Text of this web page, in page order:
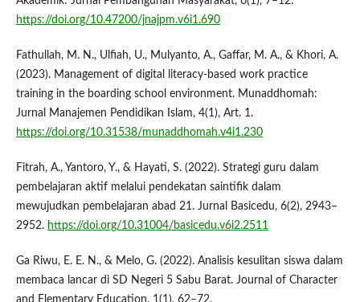
https://doi.org/10.47200/jnajpm.v6i1.690
Fathullah, M. N., Ulfiah, U., Mulyanto, A., Gaffar, M. A., & Khori, A.
(2023). Management of digital literacy-based work practice
training in the boarding school environment. Munaddhomah:
Jurnal Manajemen Pendidikan Islam, 4(1), Art. 1.
https://doi.org/10.31538/munaddhomah.v4i1.230
Fitrah, A., Yantoro, Y., & Hayati, S. (2022). Strategi guru dalam
pembelajaran aktif melalui pendekatan saintifik dalam
mewujudkan pembelajaran abad 21. Jurnal Basicedu, 6(2), 2943–
2952. https://doi.org/10.31004/basicedu.v6i2.2511
Ga Riwu, E. E. N., & Melo, G. (2022). Analisis kesulitan siswa dalam
membaca lancar di SD Negeri 5 Sabu Barat. Journal of Character
and Elementary Education, 1(1), 62–72.